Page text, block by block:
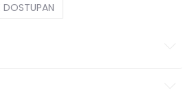
DOSTUPAN